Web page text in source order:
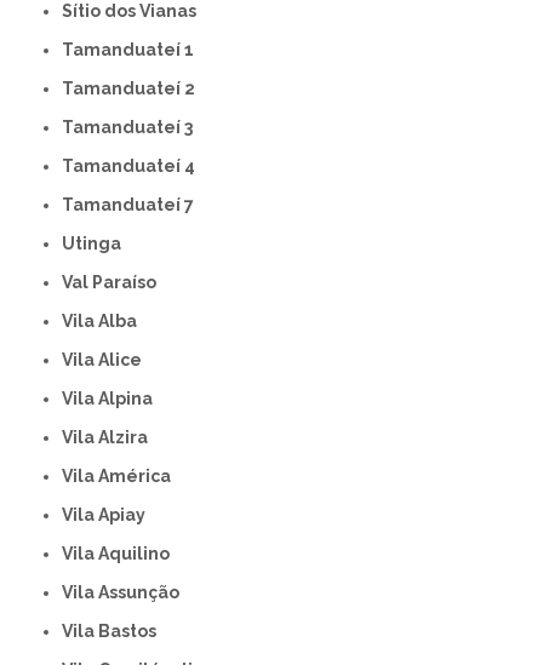
Sítio dos Vianas
Tamanduateí 1
Tamanduateí 2
Tamanduateí 3
Tamanduateí 4
Tamanduateí 7
Utinga
Val Paraíso
Vila Alba
Vila Alice
Vila Alpina
Vila Alzira
Vila América
Vila Apiay
Vila Aquilino
Vila Assunção
Vila Bastos